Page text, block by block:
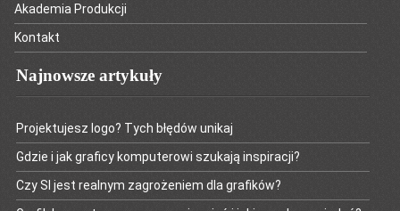
Akademia Produkcji
Kontakt
Najnowsze artykuły
Projektujesz logo? Tych błędów unikaj
Gdzie i jak graficy komputerowi szukają inspiracji?
Czy SI jest realnym zagrożeniem dla grafików?